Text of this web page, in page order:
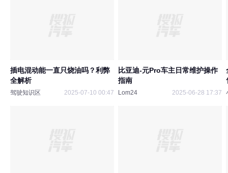
插电混动能一直只烧油吗？利弊
全解析
驾驶知识区 2025-07-10 00:47
比亚迪-元Pro车主日常维护操作
指南
Lom24 2025-06-28 17:37